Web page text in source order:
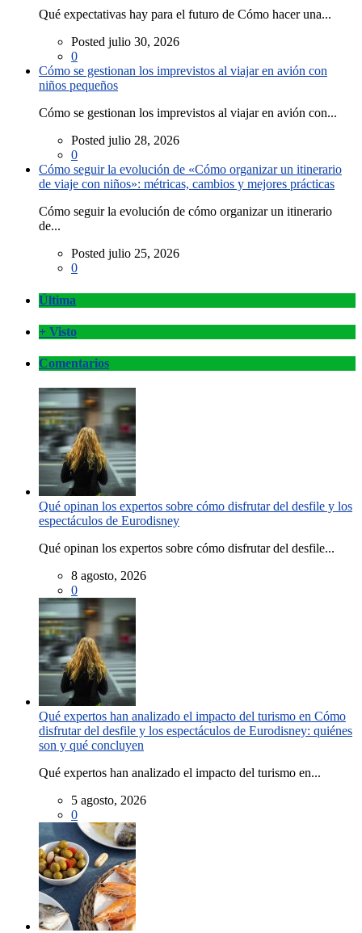
Qué expectativas hay para el futuro de Cómo hacer una...
Posted julio 30, 2026
0
Cómo se gestionan los imprevistos al viajar en avión con
niños pequeños
Cómo se gestionan los imprevistos al viajar en avión con...
Posted julio 28, 2026
0
Cómo seguir la evolución de «Cómo organizar un itinerario
de viaje con niños»: métricas, cambios y mejores prácticas
Cómo seguir la evolución de cómo organizar un itinerario
de...
Posted julio 25, 2026
0
Última
+ Visto
Comentarios
Qué opinan los expertos sobre cómo disfrutar del desfile y los
espectáculos de Eurodisney
Qué opinan los expertos sobre cómo disfrutar del desfile...
8 agosto, 2026
0
Qué expertos han analizado el impacto del turismo en Cómo
disfrutar del desfile y los espectáculos de Eurodisney: quiénes
son y qué concluyen
Qué expertos han analizado el impacto del turismo en...
5 agosto, 2026
0